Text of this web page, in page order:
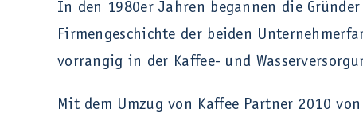
In den 1980er Jahren begannen die
Firmengeschichte der beiden
vorrangig in der Kaffee- und
Mit dem Umzug von Kaffee Partner 2010